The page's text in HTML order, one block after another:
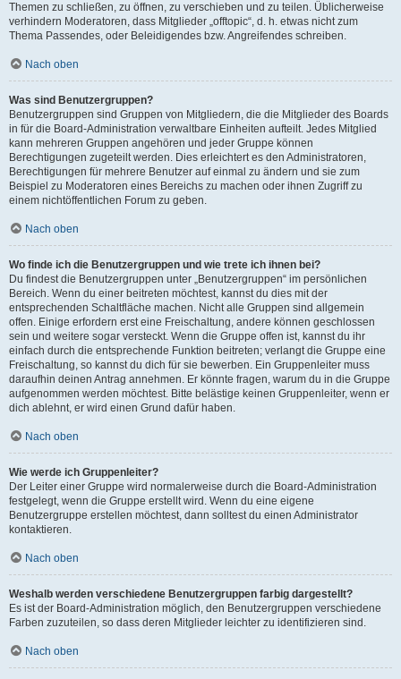
Themen zu schließen, zu öffnen, zu verschieben und zu teilen. Üblicherweise
verhindern Moderatoren, dass Mitglieder „offtopic“, d. h. etwas nicht zum
Thema Passendes, oder Beleidigendes bzw. Angreifendes schreiben.
Nach oben
Was sind Benutzergruppen?
Benutzergruppen sind Gruppen von Mitgliedern, die die Mitglieder des Boards
in für die Board-Administration verwaltbare Einheiten aufteilt. Jedes Mitglied
kann mehreren Gruppen angehören und jeder Gruppe können
Berechtigungen zugeteilt werden. Dies erleichtert es den Administratoren,
Berechtigungen für mehrere Benutzer auf einmal zu ändern und sie zum
Beispiel zu Moderatoren eines Bereichs zu machen oder ihnen Zugriff zu
einem nichtöffentlichen Forum zu geben.
Nach oben
Wo finde ich die Benutzergruppen und wie trete ich ihnen bei?
Du findest die Benutzergruppen unter „Benutzergruppen“ im persönlichen
Bereich. Wenn du einer beitreten möchtest, kannst du dies mit der
entsprechenden Schaltfläche machen. Nicht alle Gruppen sind allgemein
offen. Einige erfordern erst eine Freischaltung, andere können geschlossen
sein und weitere sogar versteckt. Wenn die Gruppe offen ist, kannst du ihr
einfach durch die entsprechende Funktion beitreten; verlangt die Gruppe eine
Freischaltung, so kannst du dich für sie bewerben. Ein Gruppenleiter muss
daraufhin deinen Antrag annehmen. Er könnte fragen, warum du in die Gruppe
aufgenommen werden möchtest. Bitte belästige keinen Gruppenleiter, wenn er
dich ablehnt, er wird einen Grund dafür haben.
Nach oben
Wie werde ich Gruppenleiter?
Der Leiter einer Gruppe wird normalerweise durch die Board-Administration
festgelegt, wenn die Gruppe erstellt wird. Wenn du eine eigene
Benutzergruppe erstellen möchtest, dann solltest du einen Administrator
kontaktieren.
Nach oben
Weshalb werden verschiedene Benutzergruppen farbig dargestellt?
Es ist der Board-Administration möglich, den Benutzergruppen verschiedene
Farben zuzuteilen, so dass deren Mitglieder leichter zu identifizieren sind.
Nach oben